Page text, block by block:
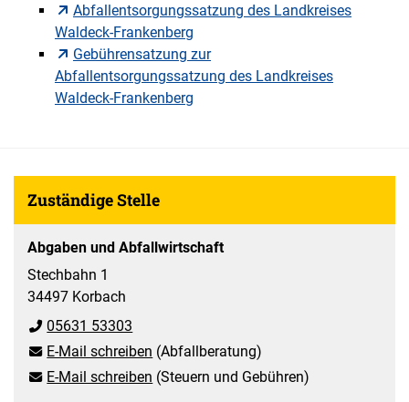
Abfallentsorgungssatzung des Landkreises
Waldeck-Frankenberg
Gebührensatzung zur
Abfallentsorgungssatzung des Landkreises
Waldeck-Frankenberg
Zuständige Stelle
Abgaben und Abfallwirtschaft
Stechbahn 1
34497 Korbach
05631 53303
E-Mail schreiben (Abfallberatung)
E-Mail schreiben (Steuern und Gebühren)